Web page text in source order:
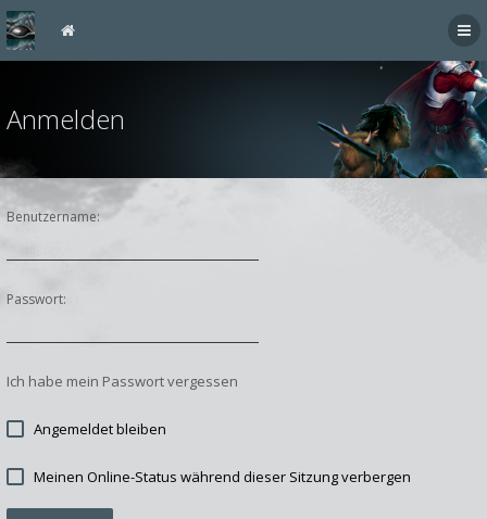
Anmelden
Benutzername:
Passwort:
Ich habe mein Passwort vergessen
Angemeldet bleiben
Meinen Online-Status während dieser Sitzung verbergen